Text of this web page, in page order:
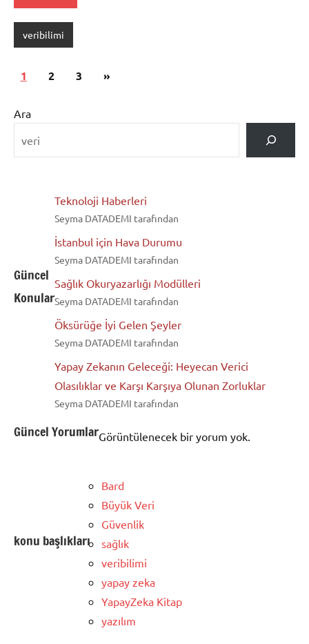
veribilimi
Yazı
1 2 3
Sonraki
»
Ara
Güncel
Konular
Teknoloji Haberleri
Seyma DATADEMI tarafından
İstanbul için Hava Durumu
Seyma DATADEMI tarafından
Sağlık Okuryazarlığı Modülleri
Seyma DATADEMI tarafından
Öksürüğe İyi Gelen Şeyler
Seyma DATADEMI tarafından
Yapay Zekanın Geleceği: Heyecan Verici
Olasılıklar ve Karşı Karşıya Olunan Zorluklar
Seyma DATADEMI tarafından
Güncel YorumlarGörüntülenecek bir yorum yok.
konu başlıkları
Bard
Büyük Veri
Güvenlik
sağlık
veribilimi
yapay zeka
YapayZeka Kitap
yazılım